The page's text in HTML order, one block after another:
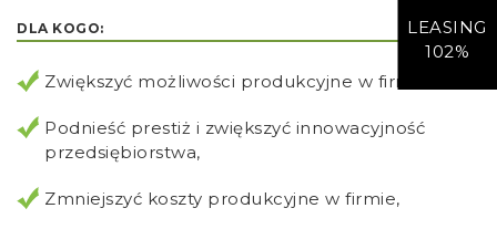
DLA KOGO:
Zwiększyć możliwości produkcyjne w firmie,
Podnieść prestiż i zwiększyć innowacyjność
przedsiębiorstwa,
Zmniejszyć koszty produkcyjne w firmie,
LEASING
102%